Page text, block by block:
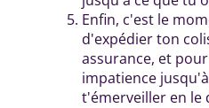
Enfin, c'est le
d'expédier ton
assurance, et
impatience
t'émerveiller en le